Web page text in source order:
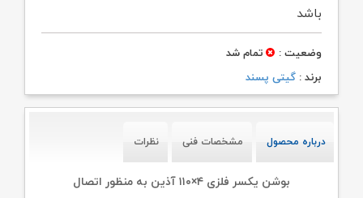
۶,۳۲۴,۳۷۳ تومان۵,۴۱۶,۴۵۷
باشد
وضعیت :
تمام شد
برند : گیتی پسند
درباره محصول مشخصات فنی نظرات
بوشن یکسر فلزی ۴×۱۱۰ آذین به منظور اتصال